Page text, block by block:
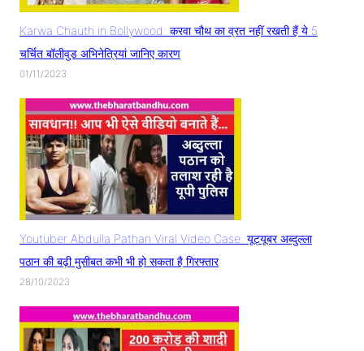
Karwa Chauth in Bollywood: करवा चौथ का व्रत नहीं रखती हैं ये 5
चर्चित बॉलीवुड अभिनेत्रियां जानिए कारण
01/11/2023
Youtuber Abdulla Pathan Viral Video Case: यूट्यूबर अब्दुल्ला
पठान की बढ़ी मुसीबत कभी भी हो सकता है गिरफ्तार
28/10/2023